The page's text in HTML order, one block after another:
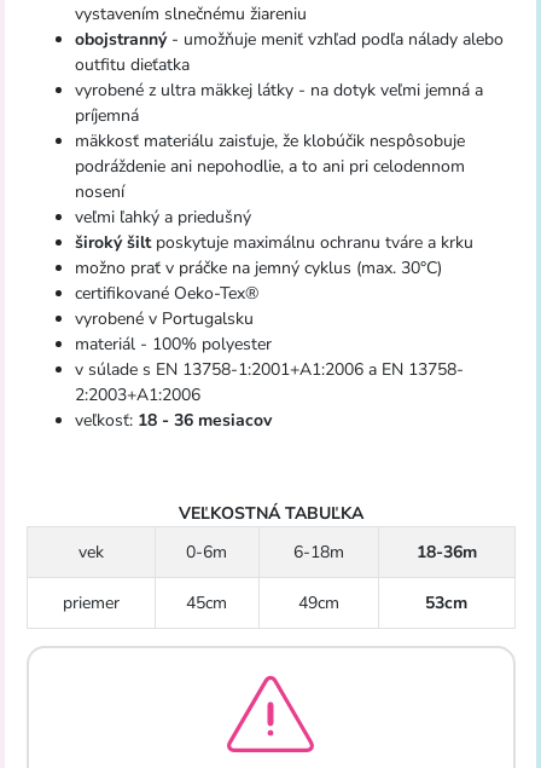
vystavením slnečnému žiareniu
obojstranný- umožňuje meniť vzhľad podľa nálady alebo
outfitu dieťatka
vyrobené z ultra mäkkej látky - na dotyk veľmi jemná a
príjemná
mäkkosť materiálu zaisťuje, že klobúčik nespôsobuje
podráždenie ani nepohodlie, a to ani pri celodennom
nosení
veľmi ľahký a priedušný
široký šiltposkytuje maximálnu ochranu tváre a krku
možno prať v práčke na jemný cyklus (max. 30°C)
certifikované Oeko-Tex®
vyrobené v Portugalsku
materiál - 100% polyester
v súlade s EN 13758-1:2001+A1:2006 a EN 13758-
2:2003+A1:2006
veľkosť: 18 - 36 mesiacov
VEĽKOSTNÁ TABUĽKA
vek
0-6m 6-18m 18-36m
priemer 45cm 49cm 53cm